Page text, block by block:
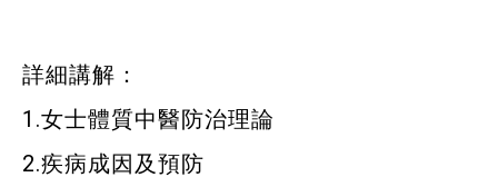
詳細講解：
1.女士體質中醫防治理論
2.疾病成因及預防